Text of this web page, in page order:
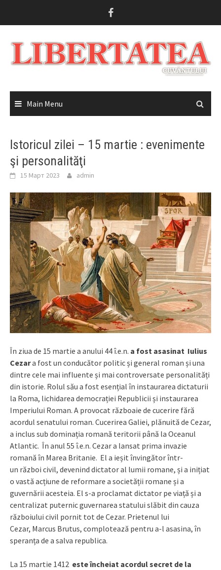
Main Menu
Istoricul zilei – 15 martie : evenimente
şi personalităţi
15 Март 2023 admin
În ziua de 15 martie a anului 44 î.e.n. a fost asasinat Iulius
Cezara fost un conducător politic și general roman și una
dintre cele mai influente și mai controversate personalități
din istorie. Rolul său a fost esențial în instaurarea dictaturii
la Roma, lichidarea democrației Republicii și instaurarea
Imperiului Roman. A provocat războaie de cucerire fără
acordul senatului roman. Cucerirea Galiei, plănuită de Cezar,
a inclus sub dominația romană teritorii până la Oceanul
Atlantic. În anul 55 î.e.n. Cezar a lansat prima invazie
romană în Marea Britanie. El a ieșit învingător într-
un război civil, devenind dictator al lumii romane, și a inițiat
o vastă acțiune de reformare a societății romane și a
guvernării acesteia. El s-a proclamat dictator pe viață și a
centralizat puternic guvernarea statului slăbit din cauza
războiului civil pornit tot de Cezar. Prietenul lui
Cezar, Marcus Brutus, complotează pentru a-l asasina, în
speranța de a salva republica.
La 15 martie 1412 este încheiat acordul secret de la